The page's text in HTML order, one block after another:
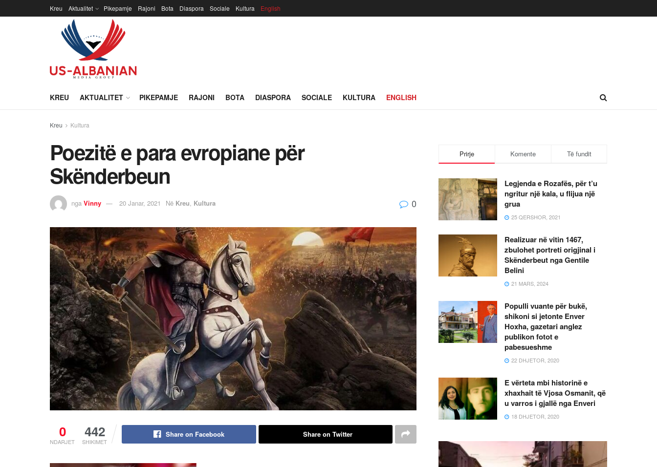
Kreu Aktualitet Pikepamje Rajoni Bota Diaspora Sociale Kultura English
KREU AKTUALITET PIKEPAMJE RAJONI BOTA DIASPORA SOCIALE KULTURA ENGLISH
Kreu Kultura
Poezitë e para evropiane për
Skënderbeun
nga Vinny 20 Janar, 2021 Në Kreu, Kultura 0
0
NDARJET
442
SHIKIMET
Share on Facebook Share on Twitter
Prirje Komente Të fundit
Legjenda e Rozafës, për t’u
ngritur një kala, u flijua një
grua
25 QERSHOR, 2021
Realizuar në vitin 1467,
zbulohet portreti origjinal i
Skënderbeut nga Gentile
Belini
21 MARS, 2024
Populli vuante për bukë,
shikoni si jetonte Enver
Hoxha, gazetari anglez
publikon fotot e
pabesueshme
22 DHJETOR, 2020
E vërteta mbi historinë e
xhaxhait të Vjosa Osmanit, që
u varros i gjallë nga Enveri
18 DHJETOR, 2020